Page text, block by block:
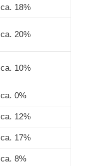
ca. 18%
ca. 20%
ca. 10%
ca. 0%
ca. 12%
ca. 17%
ca. 8%